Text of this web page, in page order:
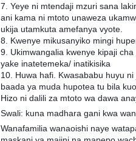
7. Yeye ni mtendaji mzuri sana
ani kama ni mtoto unaweza
ukija utamkuta amefanya vyote.
8. Kwenye mikusanyiko mingi
9. Ukimwangalia kwenye kipaji
yake inatetemeka/ inatikisika
10. Huwa hafi. Kwasababu huyu
baada ya muda hupotea tu bila
Hizo ni dalili za mtoto wa dawa
Swali: kuna madhara gani kwa
Wanafamilia wanaoishi naye